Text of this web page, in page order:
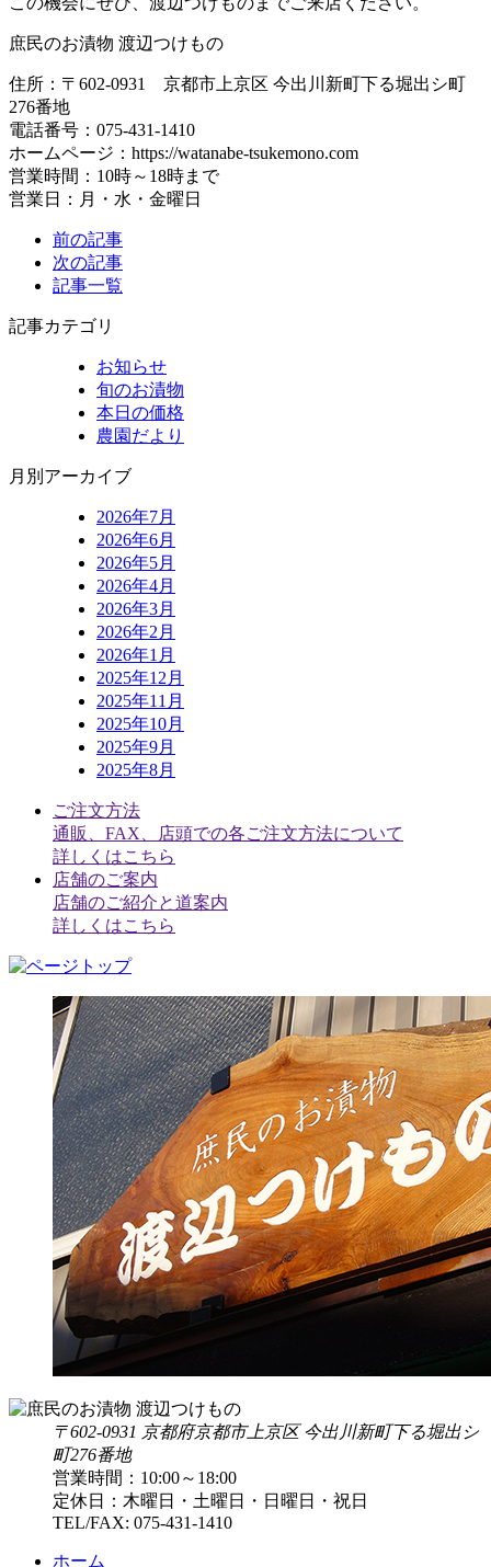
庶民のお漬物 渡辺つけもの
住所：〒602-0931 京都市上京区 今出川新町下る堀出シ町
276番地
電話番号：075-431-1410
ホームページ：https://watanabe-tsukemono.com
営業時間：10時～18時まで
営業日：月・水・金曜日
前の記事
次の記事
記事一覧
記事カテゴリ
お知らせ
旬のお漬物
本日の価格
農園だより
月別アーカイブ
2026年7月
2026年6月
2026年5月
2026年4月
2026年3月
2026年2月
2026年1月
2025年12月
2025年11月
2025年10月
2025年9月
2025年8月
ご注文方法
通販、FAX、店頭での各ご注文方法について
詳しくはこちら
店舗のご案内
店舗のご紹介と道案内
詳しくはこちら
〒602-0931 京都府京都市上京区 今出川新町下る堀出シ
町276番地
営業時間：10:00～18:00
定休日：木曜日・土曜日・日曜日・祝日
TEL/FAX: 075-431-1410
ホーム